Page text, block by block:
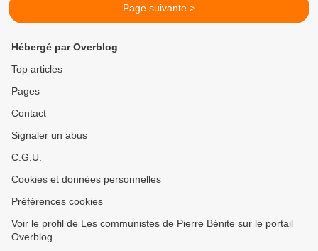
Page suivante >
Hébergé par Overblog
Top articles
Pages
Contact
Signaler un abus
C.G.U.
Cookies et données personnelles
Préférences cookies
Voir le profil de Les communistes de Pierre Bénite sur le portail
Overblog